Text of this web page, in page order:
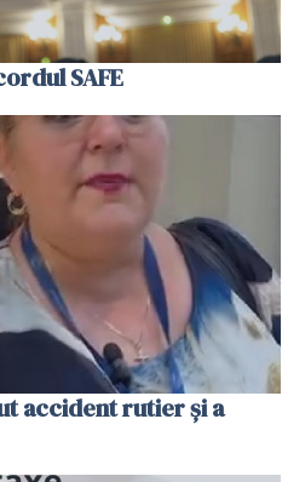
SAFE
accident rutier și a